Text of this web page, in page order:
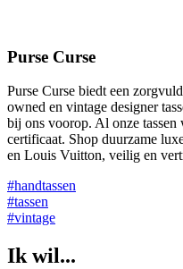
Purse Curse
Purse Curse biedt een
owned en vintage designer
bij ons voorop. Al onze
certificaat. Shop duurzame
en Louis Vuitton, veilig en
#handtassen
#tassen
#vintage
Ik wil...